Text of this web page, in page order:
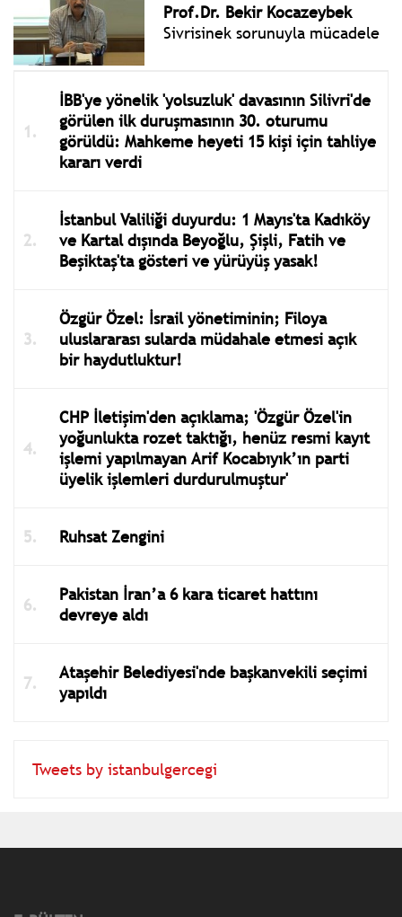
Prof.Dr. Bekir Kocazeybek
Sivrisinek sorunuyla mücadele
İBB'ye yönelik 'yolsuzluk' davasının Silivri'de
görülen ilk duruşmasının 30. oturumu
görüldü: Mahkeme heyeti 15 kişi için tahliye
kararı verdi
İstanbul Valiliği duyurdu: 1 Mayıs'ta Kadıköy
ve Kartal dışında Beyoğlu, Şişli, Fatih ve
Beşiktaş'ta gösteri ve yürüyüş yasak!
Özgür Özel: İsrail yönetiminin; Filoya
uluslararası sularda müdahale etmesi açık
bir haydutluktur!
CHP İletişim'den açıklama; 'Özgür Özel'in
yoğunlukta rozet taktığı, henüz resmi kayıt
işlemi yapılmayan Arif Kocabıyık’ın parti
üyelik işlemleri durdurulmuştur'
Ruhsat Zengini
Pakistan İran’a 6 kara ticaret hattını
devreye aldı
Ataşehir Belediyesi'nde başkanvekili seçimi
yapıldı
Tweets by istanbulgercegi